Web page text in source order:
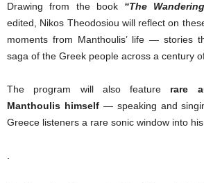
Drawing from the book “The
edited, Nikos Theodosiou will reflect on
moments from Manthoulis’ life — stories
saga of the Greek people across a century
The program will also feature rare
Manthoulis himself— speaking and
Greece listeners a rare sonic window into